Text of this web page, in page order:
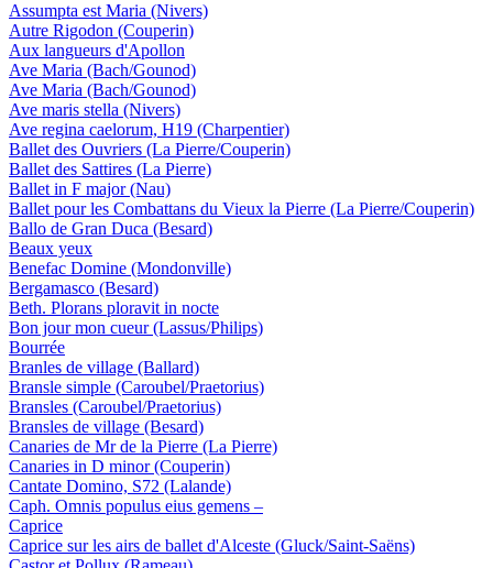
Assumpta est Maria (Nivers)
Autre Rigodon (Couperin)
Aux langueurs d'Apollon
Ave Maria (Bach/Gounod)
Ave Maria (Bach/Gounod)
Ave maris stella (Nivers)
Ave regina caelorum, H19 (Charpentier)
Ballet des Ouvriers (La Pierre/Couperin)
Ballet des Sattires (La Pierre)
Ballet in F major (Nau)
Ballet pour les Combattans du Vieux la Pierre (La Pierre/Couperin)
Ballo de Gran Duca (Besard)
Beaux yeux
Benefac Domine (Mondonville)
Bergamasco (Besard)
Beth. Plorans ploravit in nocte
Bon jour mon cueur (Lassus/Philips)
Bourrée
Branles de village (Ballard)
Bransle simple (Caroubel/Praetorius)
Bransles (Caroubel/Praetorius)
Bransles de village (Besard)
Canaries de Mr de la Pierre (La Pierre)
Canaries in D minor (Couperin)
Cantate Domino, S72 (Lalande)
Caph. Omnis populus eius gemens –
Caprice
Caprice sur les airs de ballet d'Alceste (Gluck/Saint-Saëns)